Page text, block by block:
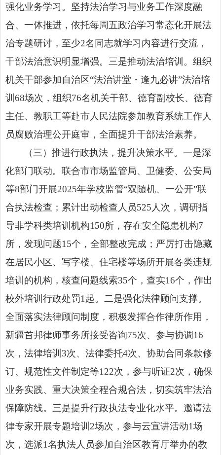
强化业务学习。坚持法治学习与业务工作深度融
合、一体推进，依托每周五政治学习常态化开展法
治专题研讨，至少2名同志就学习内容进行交流，
干部法治意识明显增强。三是推动法治培训。组织
机关干部参加自治区“法治讲堂・逢九必讲”法治培
训68场次，组织76名机关干部、德育副校长、德育
主任、教职工等赴市人民法院参加教育系统工作人
员腐败治理公开庭审，全面提升干部法治素养。
（三）推进行政执法，提升决策水平。一是深
化部门联动。联合市市场监管局、卫健委、公安局
等8部门开展2025年学校监管“双随机、一公开”联
合执法检查；累计出动检查人员525人次，调研指
导非学科类培训机构150所，存在安全隐患机构7
所，发现问题15个，全部整改完成；严厉打击隐藏
在居民小区、写字楼、住宅楼等场所开展各类违规
培训的机构，核查问题线索35个，查实16个，作出
校外培训行政处罚1起。二是强化法律顾问支撑。
全面落实法律顾问制度，积极发挥合作律所作用，
新疆首邦律师事务所接受咨询75次、参与协调16
次，法律培训3次、法律委托4次、协助合同条款修
订、规范性文件制定等122次，参与听证2次，确保
业务实践、重大决策全程合规合法，切实筑牢法治
保障防线。三是提升行政执法专业化水平。邀请法
律专家开展专题培训2场次，参与云宣讲活动1场
次，选派1名执法人员参加自治区教育厅举办的教